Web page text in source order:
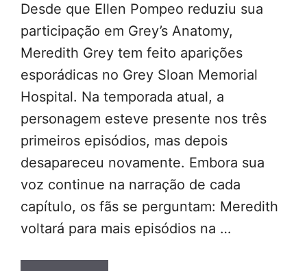
Desde que Ellen Pompeo reduziu sua
participação em Grey’s Anatomy,
Meredith Grey tem feito aparições
esporádicas no Grey Sloan Memorial
Hospital. Na temporada atual, a
personagem esteve presente nos três
primeiros episódios, mas depois
desapareceu novamente. Embora sua
voz continue na narração de cada
capítulo, os fãs se perguntam: Meredith
voltará para mais episódios na …